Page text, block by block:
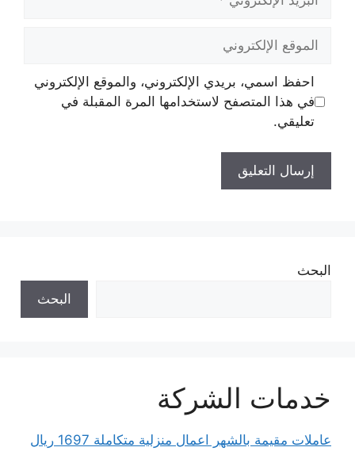
الإلكتروني
الموقع
الإلكتروني
احفظ اسمي، بريدي الإلكتروني، والموقع الإلكتروني
في هذا المتصفح لاستخدامها المرة المقبلة في
تعليقي.
البحث
البحث
خدمات الشركة
عاملات مقيمة بالشهر اعمال منزلية متكاملة 1697 ريال